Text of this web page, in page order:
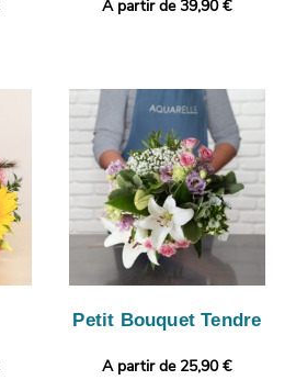
A partir de 39,90 €
Petit Bouquet Tendre
A partir de 25,90 €